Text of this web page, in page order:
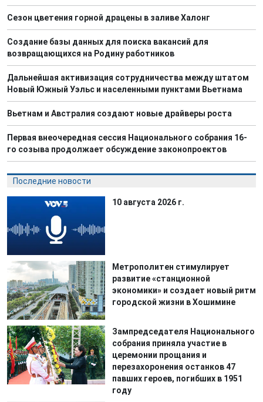
Сезон цветения горной драцены в заливе Халонг
Создание базы данных для поиска вакансий для
возвращающихся на Родину работников
Дальнейшая активизация сотрудничества между штатом
Новый Южный Уэльс и населенными пунктами Вьетнама
Вьетнам и Австралия создают новые драйверы роста
Первая внеочередная сессия Национального собрания 16-
го созыва продолжает обсуждение законопроектов
Последние новости
10 августа 2026 г.
Метрополитен стимулирует
развитие «станционной
экономики» и создает новый ритм
городской жизни в Хошимине
Зампредседателя Национального
собрания приняла участие в
церемонии прощания и
перезахоронения останков 47
павших героев, погибших в 1951
году